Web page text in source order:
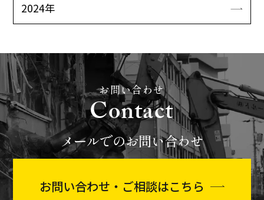
2024年
お問い合わせ
Contact
メールでのお問い合わせ
お問い合わせ・ご相談はこちら